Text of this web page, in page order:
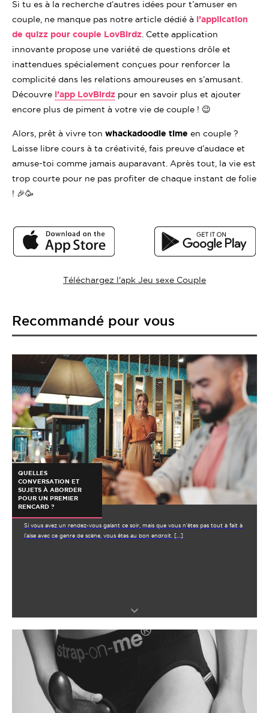
Si tu es à la recherche d’autres idées pour t’amuser en
couple, ne manque pas notre article dédié à l’application
de quizz pour couple LovBirdz . Cette application
innovante propose une variété de questions drôle et
inattendues spécialement conçues pour renforcer la
complicité dans les relations amoureuses en s’amusant.
Découvre l’app LovBirdz pour en savoir plus et ajouter
encore plus de piment à votre vie de couple ! 😉
Alors, prêt à vivre ton whackadoodle time en couple ?
Laisse libre cours à ta créativité, fais preuve d’audace et
amuse-toi comme jamais auparavant. Après tout, la vie est
trop courte pour ne pas profiter de chaque instant de folie
! 🎉🥳
Téléchargez l'apk Jeu sexe Couple
Recommandé pour vous
QUELLES
CONVERSATION ET
SUJETS À ABORDER
POUR UN PREMIER
RENCARD ?
Si vous avez un rendez-vous galant ce soir, mais que vous n’êtes pas tout à fait à
l’aise avec ce genre de scène, vous êtes au bon endroit. […]